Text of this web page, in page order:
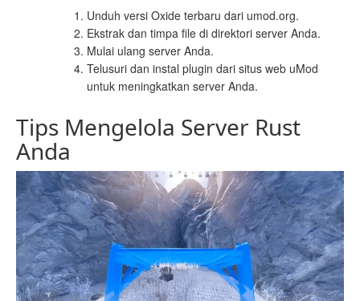
Unduh versi Oxide terbaru dari umod.org.
Ekstrak dan timpa file di direktori server Anda.
Mulai ulang server Anda.
Telusuri dan instal plugin dari situs web uMod
untuk meningkatkan server Anda.
Tips Mengelola Server Rust
Anda